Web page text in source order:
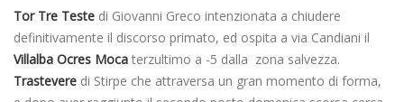
Tor Tre Teste di Giovanni Greco intenzionata a chiudere
definitivamente il discorso primato, ed ospita a via Candiani il
Villalba Ocres Moca terzultimo a -5 dalla zona salvezza.
Trastevere di Stirpe che attraversa un gran momento di forma,